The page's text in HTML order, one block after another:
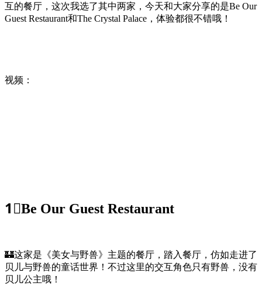
互的餐厅，这次我选了其中两家，今天和大家分享的是Be Our
Guest Restaurant和The Crystal Palace，体验都很不错哦！
视频：
1⃣️Be Our Guest Restaurant
🏰这家是《美女与野兽》主题的餐厅，踏入餐厅，仿如走进了
贝儿与野兽的童话世界！不过这里的交互角色只有野兽，没有
贝儿公主哦！